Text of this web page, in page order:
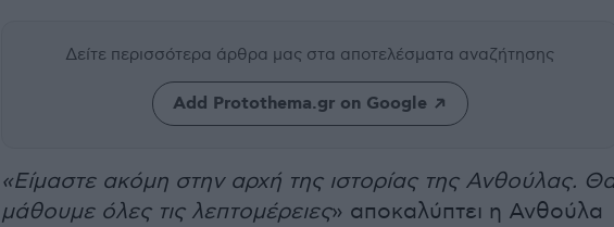
Δείτε περισσότερα άρθρα μας στα αποτελέσματα αναζήτησης
Add Protothema.gr on Google
«Είμαστε ακόμη στην αρχή της ιστορίας της Ανθούλας.
μάθουμε όλες τις λεπτομέρειες» αποκαλύπτει η Ανθούλα